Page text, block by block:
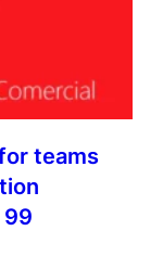
teams
99